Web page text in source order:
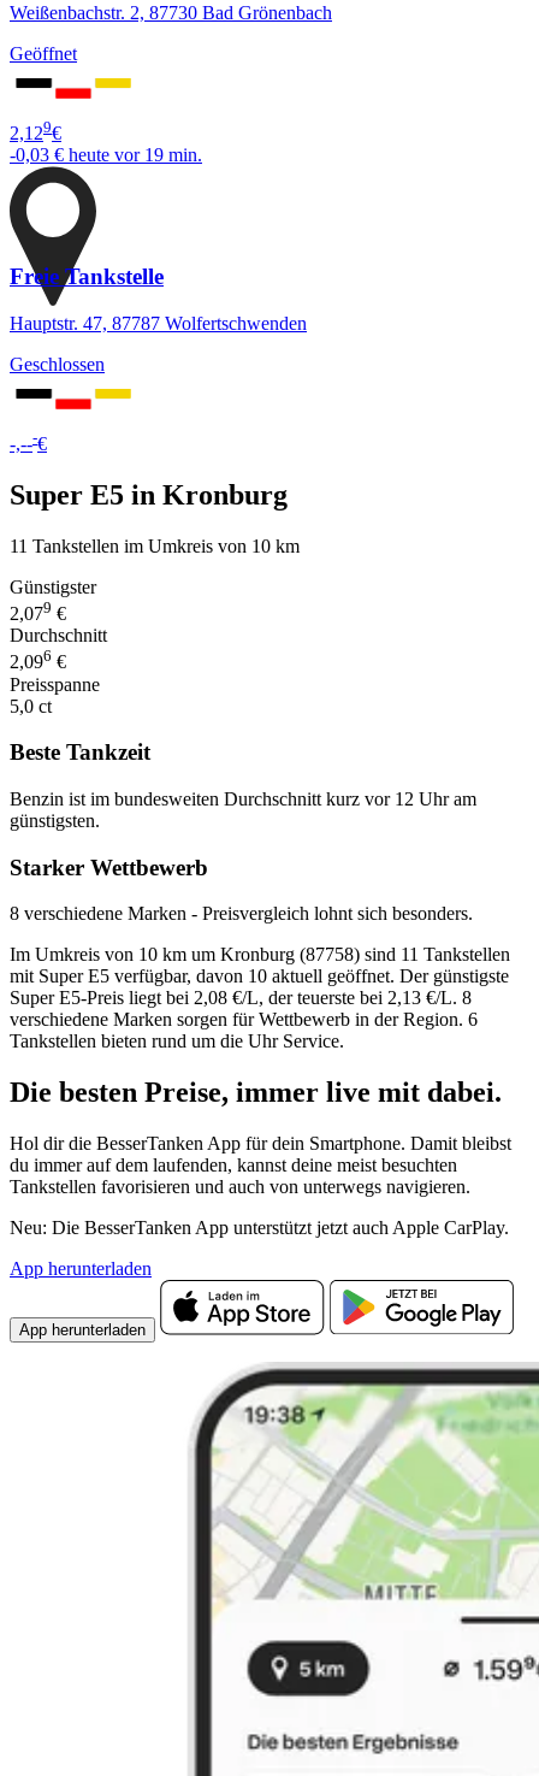
Weißenbachstr. 2, 87730 Bad Grönenbach
Geöffnet
2,129€
-0,03 € heute vor 19 min.
Freie Tankstelle
Hauptstr. 47, 87787 Wolfertschwenden
Geschlossen
-,---€
Super E5 in Kronburg
11 Tankstellen im Umkreis von 10 km
Günstigster
2,079 €
Durchschnitt
2,096 €
Preisspanne
5,0 ct
Beste Tankzeit
Benzin ist im bundesweiten Durchschnitt kurz vor 12 Uhr am
günstigsten.
Starker Wettbewerb
8 verschiedene Marken - Preisvergleich lohnt sich besonders.
Im Umkreis von 10 km um Kronburg (87758) sind 11 Tankstellen
mit Super E5 verfügbar, davon 10 aktuell geöffnet. Der günstigste
Super E5-Preis liegt bei 2,08 €/L, der teuerste bei 2,13 €/L. 8
verschiedene Marken sorgen für Wettbewerb in der Region. 6
Tankstellen bieten rund um die Uhr Service.
Die besten Preise, immer live mit dabei.
Hol dir die BesserTanken App für dein Smartphone. Damit bleibst
du immer auf dem laufenden, kannst deine meist besuchten
Tankstellen favorisieren und auch von unterwegs navigieren.
Neu: Die BesserTanken App unterstützt jetzt auch Apple CarPlay.
App herunterladen
App herunterladen